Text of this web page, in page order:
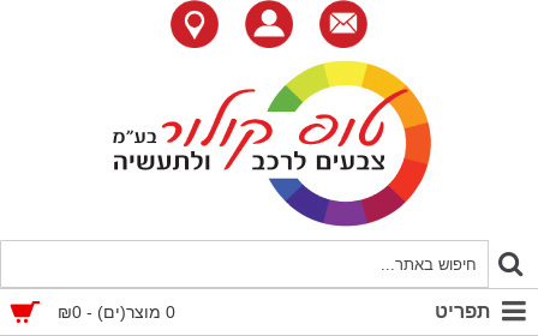
0 מוצר(ים) - ₪0 תפריט